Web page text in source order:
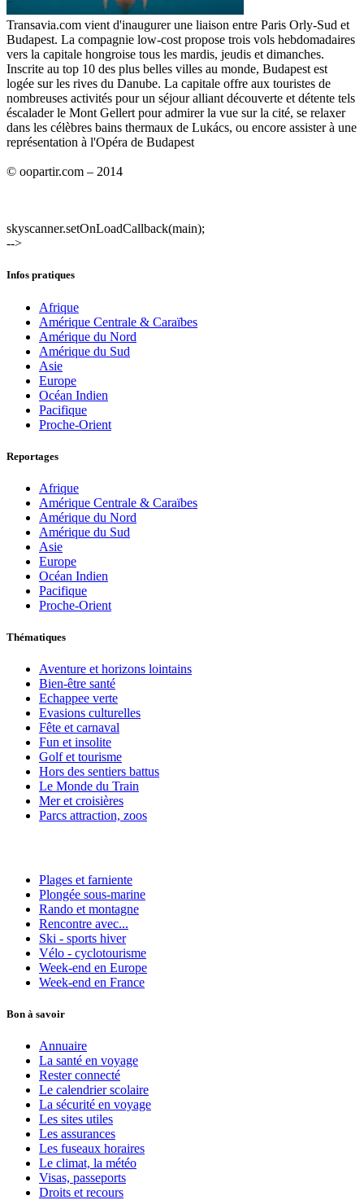
Transavia.com vient d'inaugurer une liaison entre Paris Orly-Sud et
Budapest. La compagnie low-cost propose trois vols hebdomadaires
vers la capitale hongroise tous les mardis, jeudis et dimanches.
Inscrite au top 10 des plus belles villes au monde, Budapest est
logée sur les rives du Danube. La capitale offre aux touristes de
nombreuses activités pour un séjour alliant découverte et détente tels
éscalader le Mont Gellert pour admirer la vue sur la cité, se relaxer
dans les célèbres bains thermaux de Lukács, ou encore assister à une
représentation à l'Opéra de Budapest
© oopartir.com – 2014
skyscanner.setOnLoadCallback(main);
-->
Infos pratiques
Afrique
Amérique Centrale & Caraïbes
Amérique du Nord
Amérique du Sud
Asie
Europe
Océan Indien
Pacifique
Proche-Orient
Reportages
Afrique
Amérique Centrale & Caraïbes
Amérique du Nord
Amérique du Sud
Asie
Europe
Océan Indien
Pacifique
Proche-Orient
Thématiques
Aventure et horizons lointains
Bien-être santé
Echappee verte
Evasions culturelles
Fête et carnaval
Fun et insolite
Golf et tourisme
Hors des sentiers battus
Le Monde du Train
Mer et croisières
Parcs attraction, zoos
Plages et farniente
Plongée sous-marine
Rando et montagne
Rencontre avec...
Ski - sports hiver
Vélo - cyclotourisme
Week-end en Europe
Week-end en France
Bon à savoir
Annuaire
La santé en voyage
Rester connecté
Le calendrier scolaire
La sécurité en voyage
Les sites utiles
Les assurances
Les fuseaux horaires
Le climat, la météo
Visas, passeports
Droits et recours